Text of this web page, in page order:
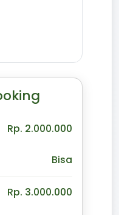
Rp. 2.000.000
Bisa
Rp. 3.000.000